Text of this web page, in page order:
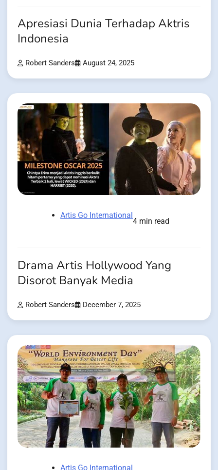
Apresiasi Dunia Terhadap Aktris
Indonesia
Robert Sanders August 24, 2025
Artis Go International
4 min read
Drama Artis Hollywood Yang
Disorot Banyak Media
Robert Sanders December 7, 2025
Artis Go International